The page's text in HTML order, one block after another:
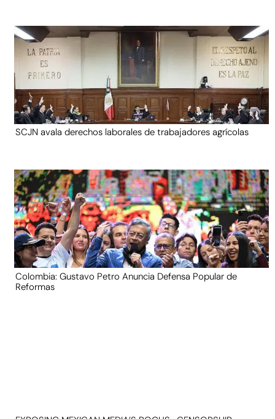
SCJN avala derechos laborales de trabajadores agrícolas
Colombia: Gustavo Petro Anuncia Defensa Popular de
Reformas